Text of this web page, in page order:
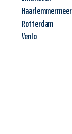
Haarlemmermeer
Rotterdam
Venlo